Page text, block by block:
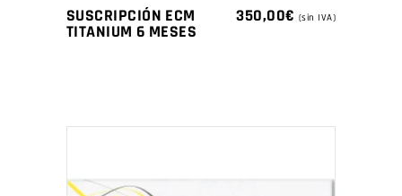
SUSCRIPCIÓN ECM
TITANIUM 6 MESES
350,00€ (sin IVA)